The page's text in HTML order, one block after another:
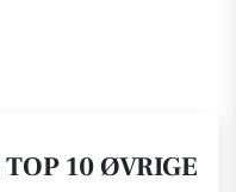
10 ØVRIGE